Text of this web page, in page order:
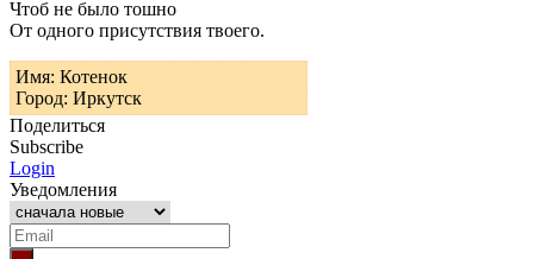
Чтоб не было тошно
От одного присутствия твоего.
Имя: Котенок
Город: Иркутск
Поделиться
Subscribe
Login
Уведомления